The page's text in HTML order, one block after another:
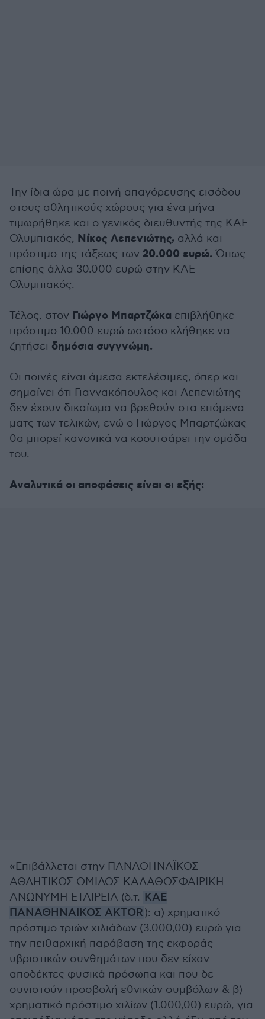
Την ίδια ώρα με ποινή απαγόρευσης εισόδου
στους αθλητικούς χώρους για ένα μήνα
τιμωρήθηκε και ο γενικός διευθυντής της ΚΑΕ
Ολυμπιακός, Νίκος Λεπενιώτης, αλλά και
πρόστιμο της τάξεως των 20.000 ευρώ. Όπως
επίσης άλλα 30.000 ευρώ στην ΚΑΕ
Ολυμπιακός.
Τέλος, στον Γιώργο Μπαρτζώκα επιβλήθηκε
πρόστιμο 10.000 ευρώ ωστόσο κλήθηκε να
ζητήσει δημόσια συγγνώμη.
Οι ποινές είναι άμεσα εκτελέσιμες, όπερ και
σημαίνει ότι Γιαννακόπουλος και Λεπενιώτης
δεν έχουν δικαίωμα να βρεθούν στα επόμενα
ματς των τελικών, ενώ ο Γιώργος Μπαρτζώκας
θα μπορεί κανονικά να κοουτσάρει την ομάδα
του.
Αναλυτικά οι αποφάσεις είναι οι εξής:
«Επιβάλλεται στην ΠΑΝΑΘΗΝΑΪΚΟΣ
ΑΘΛΗΤΙΚΟΣ ΟΜΙΛΟΣ ΚΑΛΑΘΟΣΦΑΙΡΙΚΗ
ΑΝΩΝΥΜΗ ΕΤΑΙΡΕΙΑ (δ.τ. ΚΑΕ
ΠΑΝΑΘΗΝΑΙΚΟΣ AKTOR): α) χρηματικό
πρόστιμο τριών χιλιάδων (3.000,00) ευρώ για
την πειθαρχική παράβαση της εκφοράς
υβριστικών συνθημάτων που δεν είχαν
αποδέκτες φυσικά πρόσωπα και που δε
συνιστούν προσβολή εθνικών συμβόλων & β)
χρηματικό πρόστιμο χιλίων (1.000,00) ευρώ, για